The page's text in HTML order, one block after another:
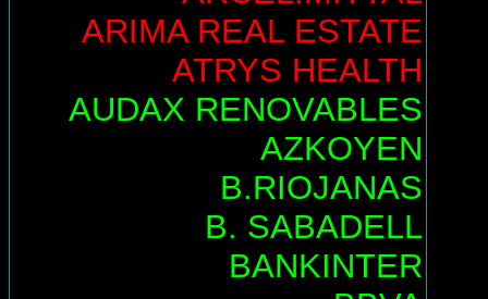
ARIMA REAL ESTATE
ATRYS HEALTH
AUDAX RENOVABLES
AZKOYEN
B.RIOJANAS
B. SABADELL
BANKINTER